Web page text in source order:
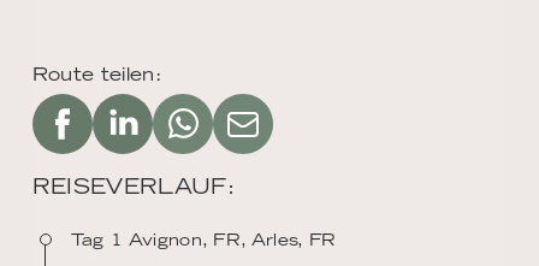
Route teilen:
REISEVERLAUF:
Tag 1 Avignon, FR, Arles, FR